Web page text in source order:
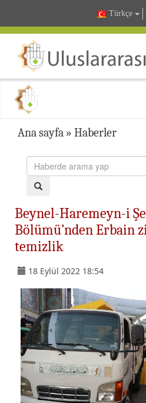
Türkçe
Ana sayfa » Haberler
Beynel-Haremeyn-i
Bölümü’nden Erbain
temizlik
18 Eylül 2022 18:54